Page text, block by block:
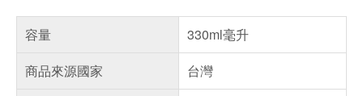
容量
330ml毫升
商品來源國家
台灣